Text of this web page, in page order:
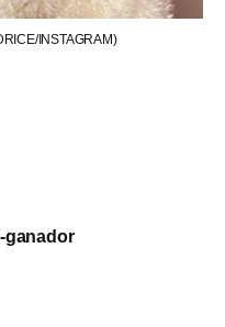
INSTAGRAM)
ganador